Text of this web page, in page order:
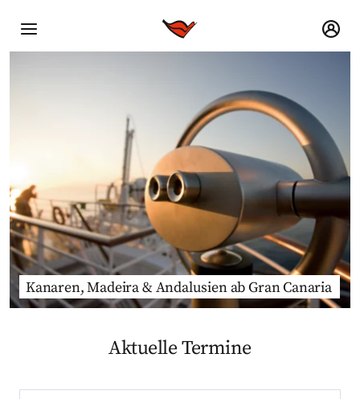
Kanaren, Madeira & Andalusien ab Gran Canaria
Aktuelle Termine